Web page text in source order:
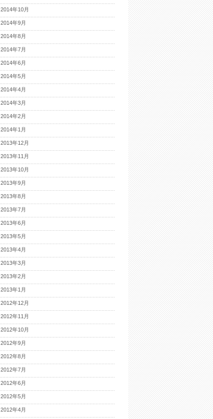
2014年10月
2014年9月
2014年8月
2014年7月
2014年6月
2014年5月
2014年4月
2014年3月
2014年2月
2014年1月
2013年12月
2013年11月
2013年10月
2013年9月
2013年8月
2013年7月
2013年6月
2013年5月
2013年4月
2013年3月
2013年2月
2013年1月
2012年12月
2012年11月
2012年10月
2012年9月
2012年8月
2012年7月
2012年6月
2012年5月
2012年4月